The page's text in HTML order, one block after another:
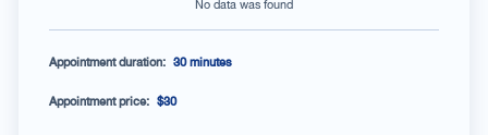
No data was found
Appointment duration: 30 minutes
Appointment price: $30